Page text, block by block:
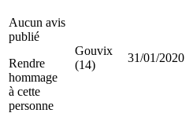
Aucun avis
publié
Rendre
hommage
à cette
personne
Gouvix
(14)
31/01/2020